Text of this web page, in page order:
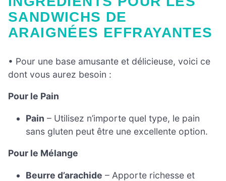
SANDWICHS DE
ARAIGNÉES EFFRAYANTES
• Pour une base amusante et délicieuse, voici ce
dont vous aurez besoin :
Pour le Pain
Pain – Utilisez n’importe quel type, le pain
sans gluten peut être une excellente option.
Pour le Mélange
Beurre d’arachide – Apporte richesse et